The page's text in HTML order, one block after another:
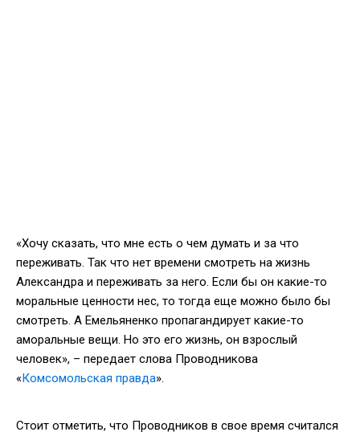
«Хочу сказать, что мне есть о чем думать и за что
переживать. Так что нет времени смотреть на жизнь
Александра и переживать за него. Если бы он какие-то
моральные ценности нес, то тогда еще можно было бы
смотреть. А Емельяненко пропагандирует какие-то
аморальные вещи. Но это его жизнь, он взрослый
человек», – передает слова Проводникова
«Комсомольская правда».
Стоит отметить, что Проводников в свое время считался